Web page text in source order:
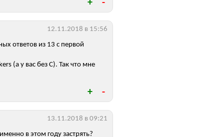
ответов из 13 с первой
(а у вас без С). Так что мне
12.11.2018 в 15:56
в этом году застрять?
13.11.2018 в 09:21